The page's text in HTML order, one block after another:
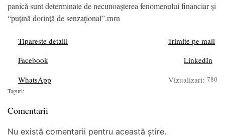
panică sunt determinate de necunoaşterea fenomenului financiar şi
“puţină dorinţă de senzaţional”.rnrn
Tipareste detalii
Trimite pe mail
Facebook
LinkedIn
WhatsApp
Vizualizari: 780
Taguri:
Comentarii
Nu există comentarii pentru această știre.